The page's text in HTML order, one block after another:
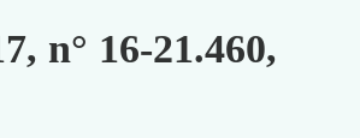
n° 16-21.460,